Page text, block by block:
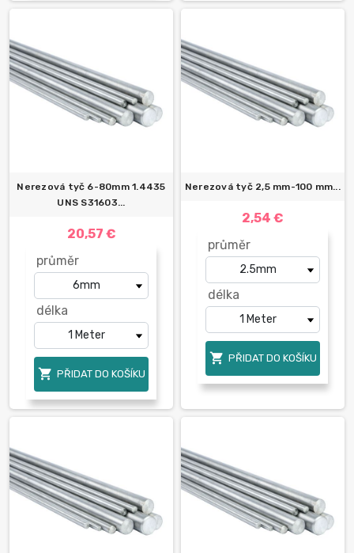
Nerezová tyč 6-80mm 1.4435
UNS S31603...
20,57 €
průměr
délka
 PŘIDAT DO KOŠÍKU
Nerezová tyč 2,5 mm-100 mm...
2,54 €
průměr
délka
 PŘIDAT DO KOŠÍKU